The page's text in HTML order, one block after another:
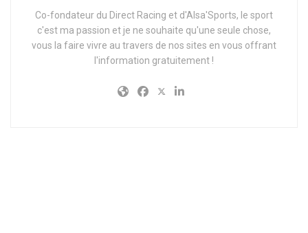
Co-fondateur du Direct Racing et d'Alsa'Sports, le sport
c'est ma passion et je ne souhaite qu'une seule chose,
vous la faire vivre au travers de nos sites en vous offrant
l'information gratuitement !